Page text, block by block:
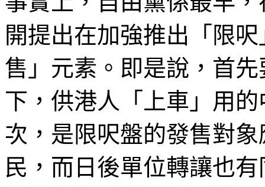
開提出在加強推出「限
售」元素。即是說，首
下，供港人「上車」用
次，是限呎盤的發售對
民，而日後單位轉讓也